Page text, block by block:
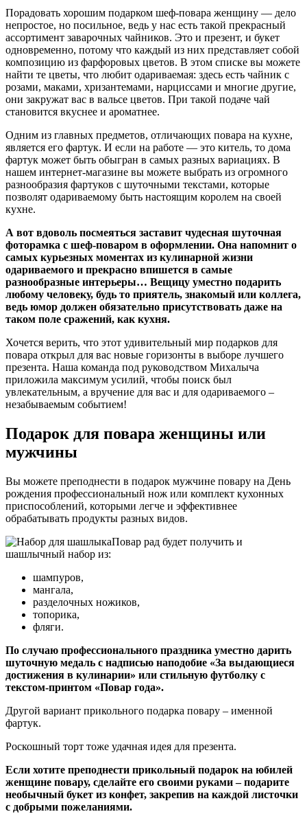
Порадовать хорошим подарком шеф-повара женщину — дело
непростое, но посильное, ведь у нас есть такой прекрасный
ассортимент заварочных чайников. Это и презент, и букет
одновременно, потому что каждый из них представляет собой
композицию из фарфоровых цветов. В этом списке вы можете
найти те цветы, что любит одариваемая: здесь есть чайник с
розами, маками, хризантемами, нарциссами и многие другие,
они закружат вас в вальсе цветов. При такой подаче чай
становится вкуснее и ароматнее.
Одним из главных предметов, отличающих повара на кухне,
является его фартук. И если на работе — это китель, то дома
фартук может быть обыгран в самых разных вариациях. В
нашем интернет-магазине вы можете выбрать из огромного
разнообразия фартуков с шуточными текстами, которые
позволят одариваемому быть настоящим королем на своей
кухне.
А вот вдоволь посмеяться заставит чудесная шуточная
фоторамка с шеф-поваром в оформлении. Она напомнит о
самых курьезных моментах из кулинарной жизни
одариваемого и прекрасно впишется в самые
разнообразные интерьеры… Вещицу уместно подарить
любому человеку, будь то приятель, знакомый или коллега,
ведь юмор должен обязательно присутствовать даже на
таком поле сражений, как кухня.
Хочется верить, что этот удивительный мир подарков для
повара открыл для вас новые горизонты в выборе лучшего
презента. Наша команда под руководством Михалыча
приложила максимум усилий, чтобы поиск был
увлекательным, а вручение для вас и для одариваемого –
незабываемым событием!
Подарок для повара женщины или
мужчины
Вы можете преподнести в подарок мужчине повару на День
рождения профессиональный нож или комплект кухонных
приспособлений, которыми легче и эффективнее
обрабатывать продукты разных видов.
Повар рад будет получить и
шашлычный набор из:
шампуров,
мангала,
разделочных ножиков,
топорика,
фляги.
По случаю профессионального праздника уместно дарить
шуточную медаль с надписью наподобие «За выдающиеся
достижения в кулинарии» или стильную футболку с
текстом-принтом «Повар года».
Другой вариант прикольного подарка повару – именной
фартук.
Роскошный торт тоже удачная идея для презента.
Если хотите преподнести прикольный подарок на юбилей
женщине повару, сделайте его своими руками – подарите
необычный букет из конфет, закрепив на каждой листочки
с добрыми пожеланиями.